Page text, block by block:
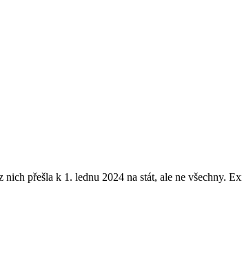
přešla k 1. lednu 2024 na stát, ale ne všechny.